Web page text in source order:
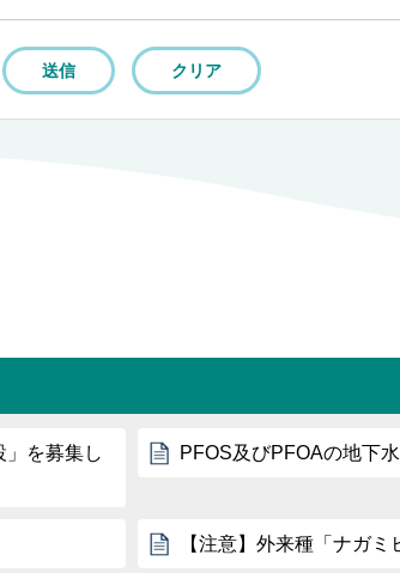
を募集し
PFOS及びPFOAの地下
【注意】外来種「ナガ